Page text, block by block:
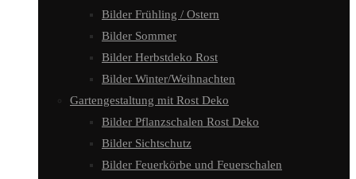
Bilder Frühling / Ostern
Bilder Sommer
Bilder Herbstdeko Rost
Bilder Winter/Weihnachten
Gartengestaltung mit Rost Deko
Bilder Pflanzschalen Rost Deko
Bilder Sichtschutz
Bilder Feuerkörbe und Feuerschalen